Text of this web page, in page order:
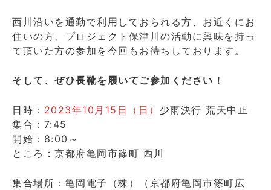
西川沿いを通勤で利用しておられる方、お近くにお
住いの方、プロジェクト保津川の活動に興味を持っ
て頂いた方の参加を今回もお待ちしております。
そして、ぜひ長靴を履いてご参加ください！
日時： 2023年10月15日（日） 少雨決行 荒天中止
集合：7:45
開始：8:00～
ところ：京都府亀岡市篠町 西川
集合場所：亀岡電子（株）（京都府亀岡市篠町広